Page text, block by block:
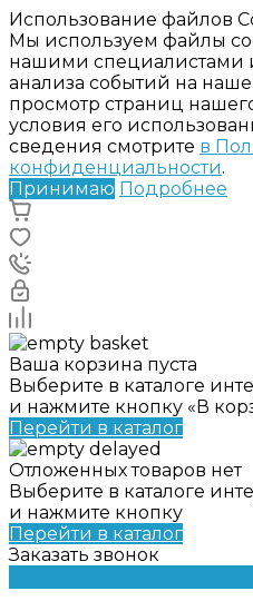
Использование файлов
Мы используем файлы
нашими специалистами
анализа событий на
просмотр страниц
условия его
сведения смотрите в
конфиденциальности.
Принимаю Подробнее
Ваша корзина пуста
Выберите в каталоге
и нажмите кнопку «В
Перейти в каталог
Отложенных товаров нет
Выберите в каталоге
и нажмите кнопку
Перейти в каталог
Заказать звонок